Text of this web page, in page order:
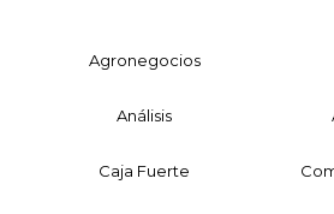
Agronegocios
Análisis
Caja Fuerte